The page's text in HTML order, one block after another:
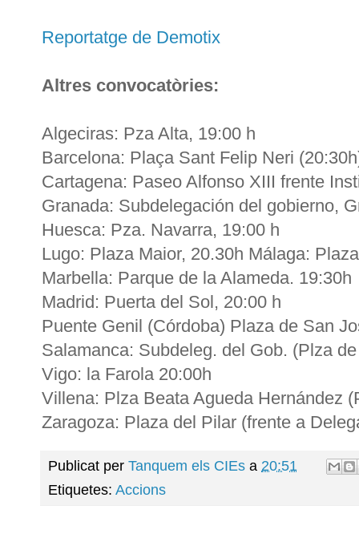
Reportatge de Demotix
Altres convocatòries:
Algeciras: Pza Alta, 19:00 h
Barcelona: Plaça Sant Felip Neri
Cartagena: Paseo Alfonso XIII frente
Granada: Subdelegación del gobierno,
Huesca: Pza. Navarra, 19:00 h
Lugo: Plaza Maior, 20.30h Málaga:
Marbella: Parque de la Alameda. 19:30h
Madrid: Puerta del Sol, 20:00 h
Puente Genil (Córdoba) Plaza de San
Salamanca: Subdeleg. del Gob. (Plza
Vigo: la Farola 20:00h
Villena: Plza Beata Agueda Hernández
Zaragoza: Plaza del Pilar (frente a
Publicat per Tanquem els CIEs a 20:51
Etiquetes: Accions